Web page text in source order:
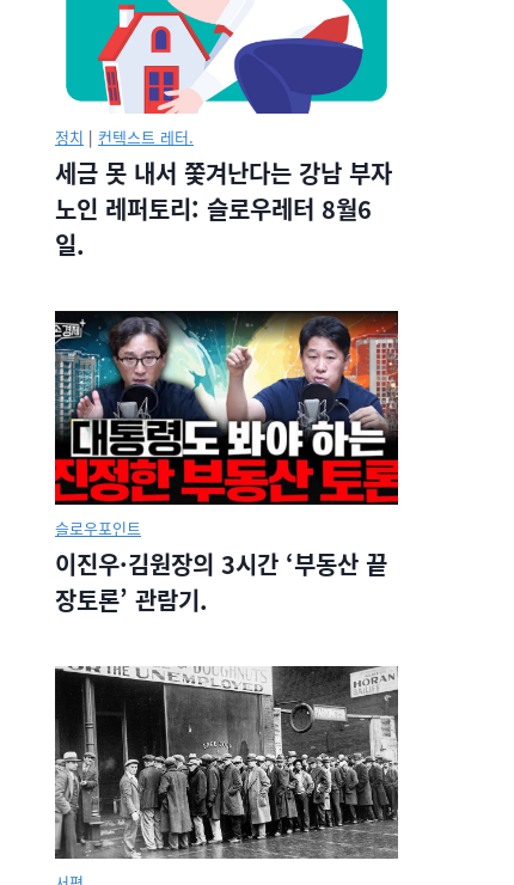
정치 | 컨텍스트 레터.
세금 못 내서 쫓겨난다는 강남 부자
노인 레퍼토리: 슬로우레터 8월6
일.
슬로우포인트
이진우·김원장의 3시간 ‘부동산 끝
장토론’ 관람기.